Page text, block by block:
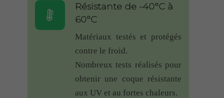
équivalent en grande surface
Note5
RAJFURA
– Sonnette RDVS
Idéale par rapport aux autres
produits soit disant équivalents
vendus en grande surface de
Résistante de -40°C à
60°C
Matériaux testés et protégés
contre le froid.
Nombreux tests réalisés pour
obtenir une coque résistante
aux UV et au fortes chaleurs.